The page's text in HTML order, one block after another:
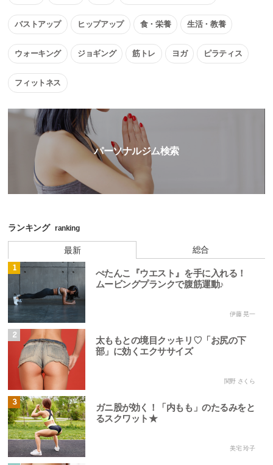
バストアップ ヒップアップ 食・栄養 生活・教養
ウォーキング ジョギング 筋トレ ヨガ ピラティス
フィットネス
パーソナルジム検索
ランキング ranking
最新 総合
1
ぺたんこ『ウエスト』を手に入れる！
ムービングプランクで腹筋運動♪
伊藤 晃一
2
太ももとの境目クッキリ♡「お尻の下
部」に効くエクササイズ
関野 さくら
3
ガニ股が効く！「内もも」のたるみをと
るスクワット★
美宅 玲子